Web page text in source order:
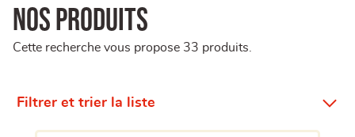
Nos produits
Cette recherche vous propose 33 produits.
Filtrer et trier la liste